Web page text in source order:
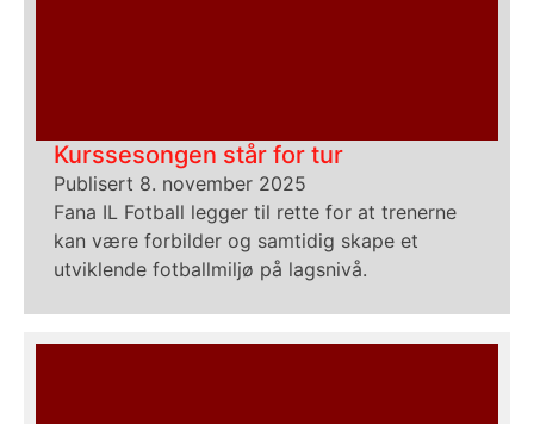
Kurssesongen står for tur
Publisert 8. november 2025
Fana IL Fotball legger til rette for at trenerne
kan være forbilder og samtidig skape et
utviklende fotballmiljø på lagsnivå.